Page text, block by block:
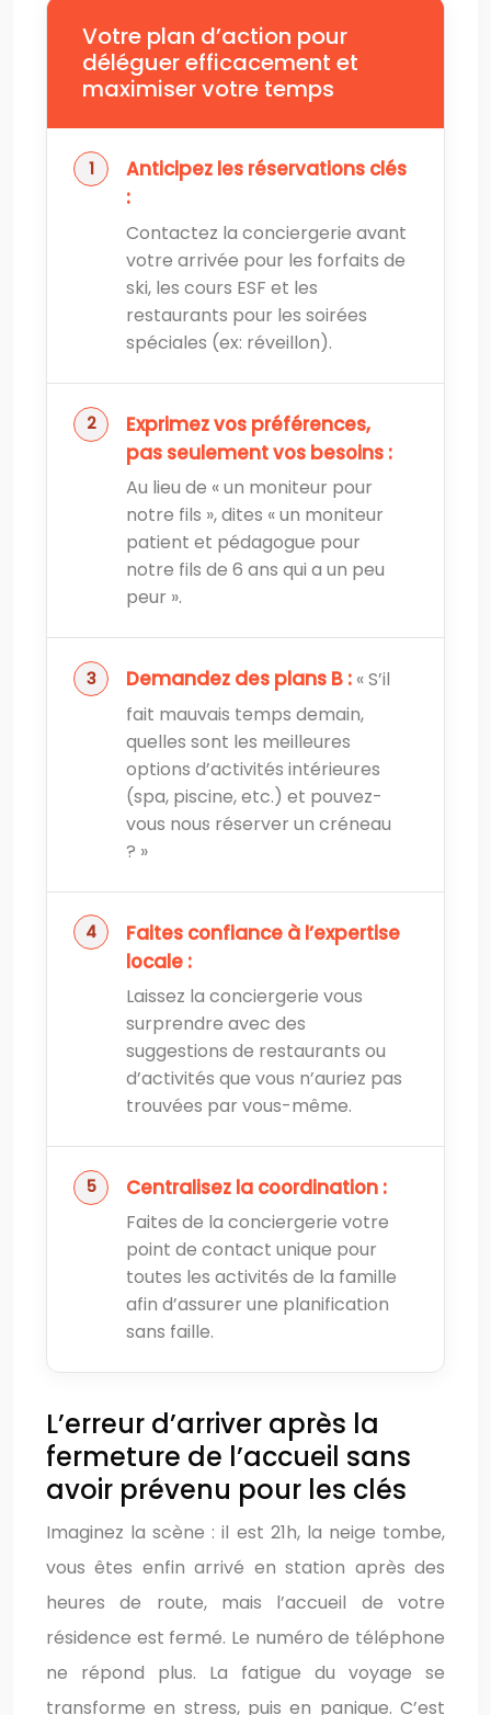
Votre plan d’action pour
déléguer efficacement et
maximiser votre temps
Anticipez les réservations clés
:
Contactez la conciergerie avant
votre arrivée pour les forfaits de
ski, les cours ESF et les
restaurants pour les soirées
spéciales (ex: réveillon).
Exprimez vos préférences,
pas seulement vos besoins :
Au lieu de « un moniteur pour
notre fils », dites « un moniteur
patient et pédagogue pour
notre fils de 6 ans qui a un peu
peur ».
Demandez des plans B : « S’il
fait mauvais temps demain,
quelles sont les meilleures
options d’activités intérieures
(spa, piscine, etc.) et pouvez-
vous nous réserver un créneau
? »
Faites confiance à l’expertise
locale :
Laissez la conciergerie vous
surprendre avec des
suggestions de restaurants ou
d’activités que vous n’auriez pas
trouvées par vous-même.
Centralisez la coordination :
Faites de la conciergerie votre
point de contact unique pour
toutes les activités de la famille
afin d’assurer une planification
sans faille.
L’erreur d’arriver après la
fermeture de l’accueil sans
avoir prévenu pour les clés
Imaginez la scène : il est 21h, la neige tombe,
vous êtes enfin arrivé en station après des
heures de route, mais l’accueil de votre
résidence est fermé. Le numéro de téléphone
ne répond plus. La fatigue du voyage se
transforme en stress, puis en panique. C’est